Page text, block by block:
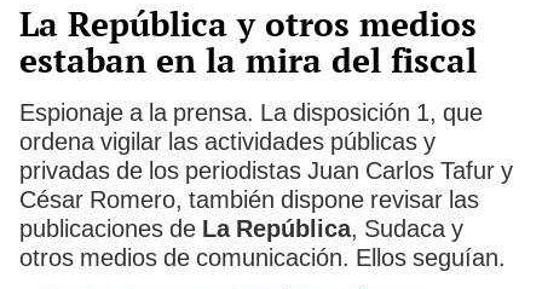
La República y otros medios
estaban en la mira del fiscal
Espionaje a la prensa. La disposición 1, que
ordena vigilar las actividades públicas y
privadas de los periodistas Juan Carlos Tafur y
César Romero, también dispone revisar las
publicaciones de La República, Sudaca y
otros medios de comunicación. Ellos seguían.